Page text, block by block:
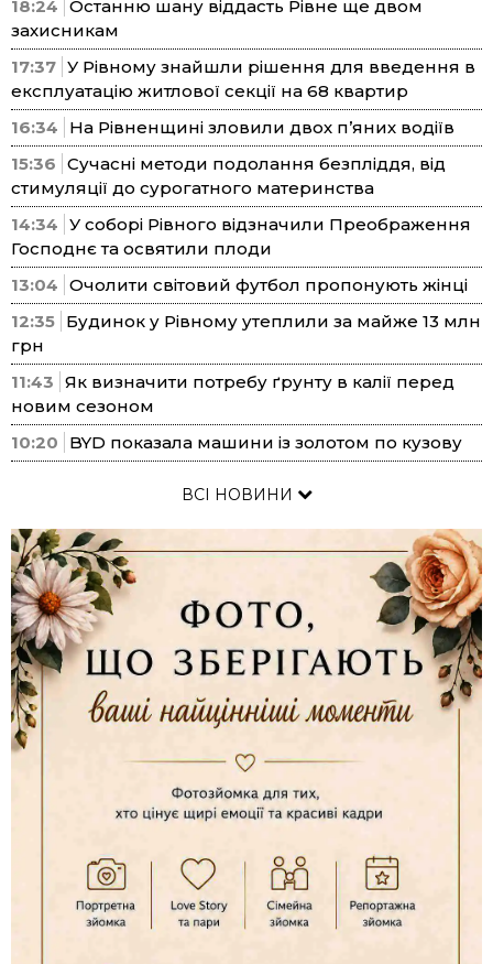
18:24 Останню шану віддасть Рівне ще двом
захисникам
17:37 У Рівному знайшли рішення для введення в
експлуатацію житлової секції на 68 квартир
16:34
На Рівненщині зловили двох п’яних водіїв
15:36 Сучасні методи подолання безпліддя, від
стимуляції до сурогатного материнства
14:34 У соборі Рівного відзначили Преображення
Господнє та освятили плоди
13:04 Очолити світовий футбол пропонують жінці
12:35 Будинок у Рівному утеплили за майже 13 млн
грн
11:43 Як визначити потребу ґрунту в калії перед
новим сезоном
10:20
BYD показала машини із золотом по кузову
ВСІ НОВИНИ